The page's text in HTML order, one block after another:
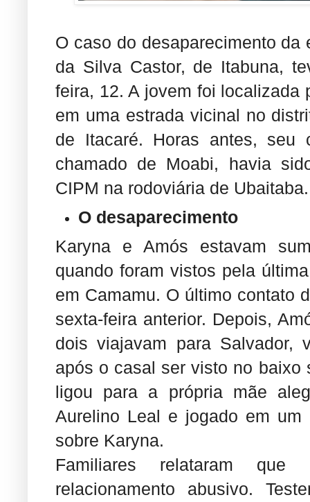
O caso do desaparecimento
da Silva Castor, de Itabuna,
feira, 12. A jovem foi localizada
em uma estrada vicinal no
de Itacaré. Horas antes, seu
chamado de Moabi, havia
CIPM na rodoviária de Ubaitaba.
O desaparecimento
Karyna e Amós estavam
quando foram vistos pela
em Camamu. O último contato
sexta-feira anterior. Depois,
dois viajavam para Salvador,
após o casal ser visto no baixo
ligou para a própria mãe
Aurelino Leal e jogado em um
sobre Karyna.
Familiares relataram
relacionamento abusivo.